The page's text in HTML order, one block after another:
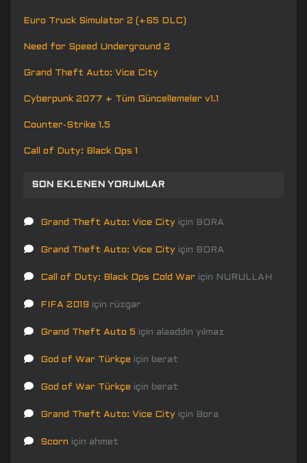
Euro Truck Simulator 2 (+65 DLC)
Need for Speed Underground 2
Grand Theft Auto: Vice City
Cyberpunk 2077 + Tüm Güncellemeler v1.1
Counter-Strike 1.5
Call of Duty: Black Ops 1
SON EKLENEN YORUMLAR
Grand Theft Auto: Vice City için BORA
Grand Theft Auto: Vice City için BORA
Call of Duty: Black Ops Cold War için NURULLAH
FIFA 2019 için rüzgar
Grand Theft Auto 5 için alaaddin yılmaz
God of War Türkçe için berat
God of War Türkçe için berat
Grand Theft Auto: Vice City için Bora
Scorn için ahmet